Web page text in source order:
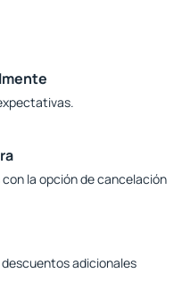
la opción de cancelación
adicionales